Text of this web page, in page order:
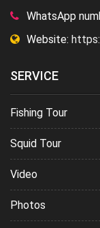
WhatsApp
Website:
SERVICE
Fishing Tour
Squid Tour
Video
Photos